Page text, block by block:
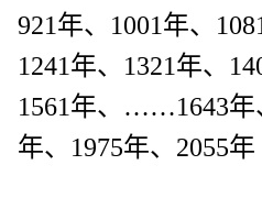
921年、1001年、
1241年、1321年、
1561年、……1643年
年、1975年、2055年